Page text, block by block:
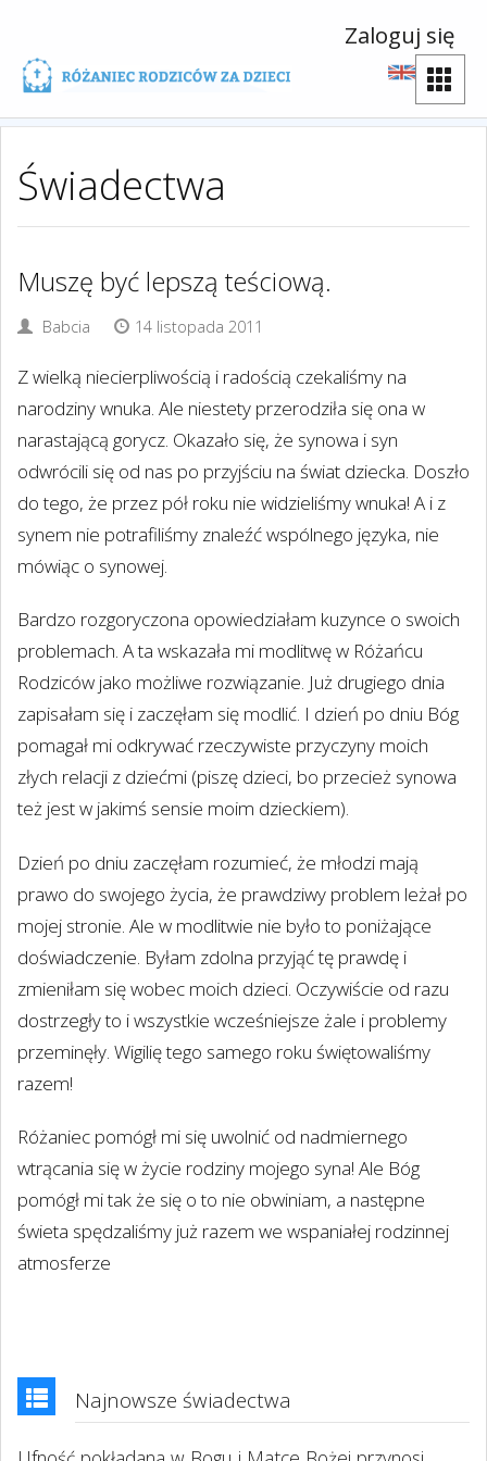
Zaloguj się
Świadectwa
Muszę być lepszą teściową.
Babcia 14 listopada 2011
Z wielką niecierpliwością i radością czekaliśmy na
narodziny wnuka. Ale niestety przerodziła się ona w
narastającą gorycz. Okazało się, że synowa i syn
odwrócili się od nas po przyjściu na świat dziecka. Doszło
do tego, że przez pół roku nie widzieliśmy wnuka! A i z
synem nie potrafiliśmy znaleźć wspólnego języka, nie
mówiąc o synowej.
Bardzo rozgoryczona opowiedziałam kuzynce o swoich
problemach. A ta wskazała mi modlitwę w Różańcu
Rodziców jako możliwe rozwiązanie. Już drugiego dnia
zapisałam się i zaczęłam się modlić. I dzień po dniu Bóg
pomagał mi odkrywać rzeczywiste przyczyny moich
złych relacji z dziećmi (piszę dzieci, bo przecież synowa
też jest w jakimś sensie moim dzieckiem).
Dzień po dniu zaczęłam rozumieć, że młodzi mają
prawo do swojego życia, że prawdziwy problem leżał po
mojej stronie. Ale w modlitwie nie było to poniżające
doświadczenie. Byłam zdolna przyjąć tę prawdę i
zmieniłam się wobec moich dzieci. Oczywiście od razu
dostrzegły to i wszystkie wcześniejsze żale i problemy
przeminęły. Wigilię tego samego roku świętowaliśmy
razem!
Różaniec pomógł mi się uwolnić od nadmiernego
wtrącania się w życie rodziny mojego syna! Ale Bóg
pomógł mi tak że się o to nie obwiniam, a następne
świeta spędzaliśmy już razem we wspaniałej rodzinnej
atmosferze
Najnowsze świadectwa